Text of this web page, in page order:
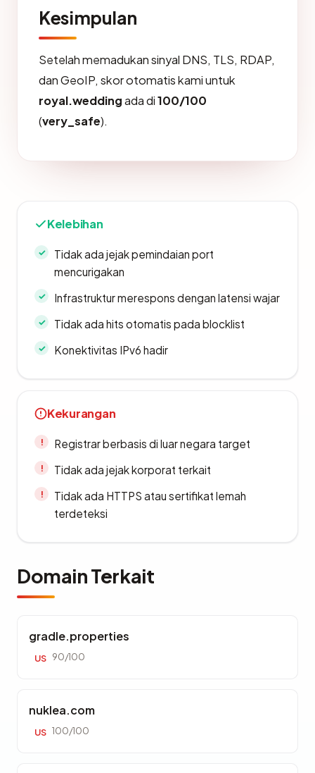
Kesimpulan
Setelah memadukan sinyal DNS, TLS, RDAP,
dan GeoIP, skor otomatis kami untuk
royal.weddingada di100/100
(very_safe).
Kelebihan
Tidak ada jejak pemindaian port
mencurigakan
Infrastruktur merespons dengan latensi wajar
Tidak ada hits otomatis pada blocklist
Konektivitas IPv6 hadir
Kekurangan
Registrar berbasis di luar negara target
Tidak ada jejak korporat terkait
Tidak ada HTTPS atau sertifikat lemah
terdeteksi
Domain Terkait
gradle.properties
US 90/100
nuklea.com
US 100/100